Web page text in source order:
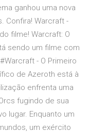
ganhou uma nova
Confira! Warcraft -
filme! Warcraft: O
sendo um filme com
- O Primeiro
de Azeroth está à
enfrenta uma
fugindo de sua
lugar. Enquanto um
um exército